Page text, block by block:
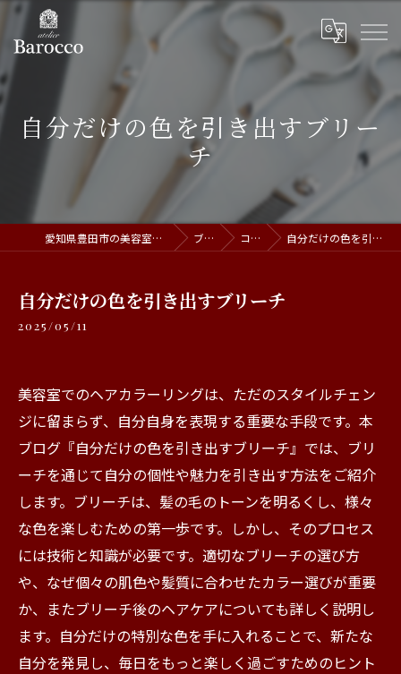
自分だけの色を引き出すブリー
チ
愛知県豊田市の美容室ならatelier Barocco ブログ コラム 自分だけの色を引き出すブリーチ
自分だけの色を引き出すブリーチ
2025/05/11
美容室でのヘアカラーリングは、ただのスタイルチェン
ジに留まらず、自分自身を表現する重要な手段です。本
ブログ『自分だけの色を引き出すブリーチ』では、ブリ
ーチを通じて自分の個性や魅力を引き出す方法をご紹介
します。ブリーチは、髪の毛のトーンを明るくし、様々
な色を楽しむための第一歩です。しかし、そのプロセス
には技術と知識が必要です。適切なブリーチの選び方
や、なぜ個々の肌色や髪質に合わせたカラー選びが重要
か、またブリーチ後のヘアケアについても詳しく説明し
ます。自分だけの特別な色を手に入れることで、新たな
自分を発見し、毎日をもっと楽しく過ごすためのヒント